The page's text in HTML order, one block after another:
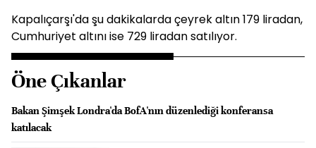
Kapalıçarşı'da şu dakikalarda çeyrek altın 179 liradan,
Cumhuriyet altını ise 729 liradan satılıyor.
Öne Çıkanlar
Bakan Şimşek Londra'da BofA'nın düzenlediği konferansa
katılacak